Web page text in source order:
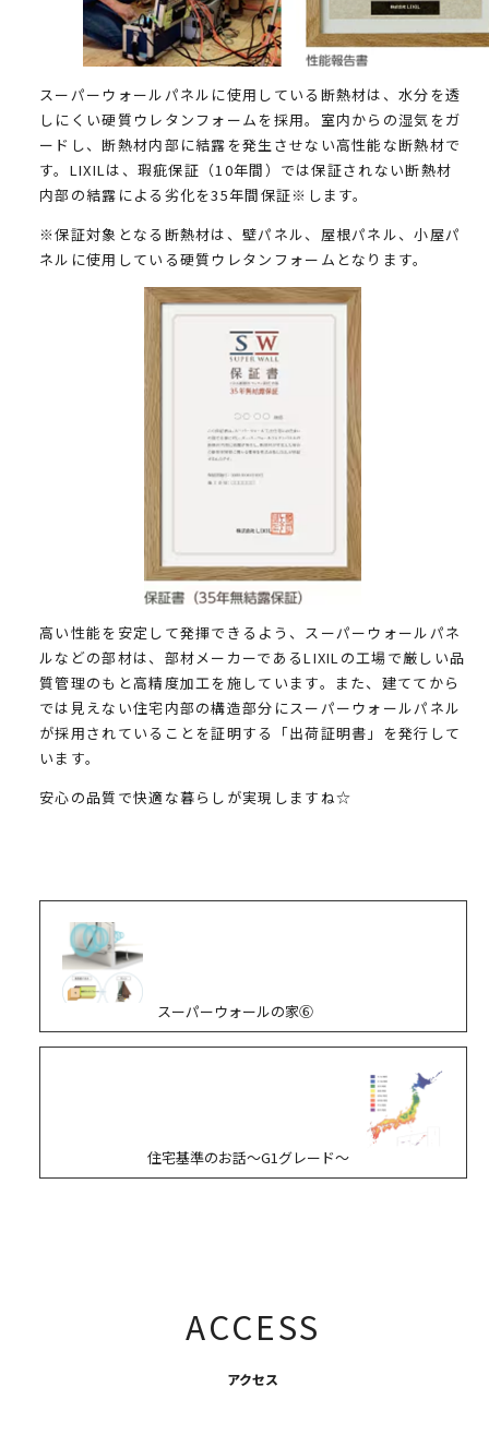
スーパーウォールパネルに使用している断熱材は、水分を透
しにくい硬質ウレタンフォームを採用。室内からの湿気をガ
ードし、断熱材内部に結露を発生させない高性能な断熱材で
す。LIXILは、瑕疵保証（10年間）では保証されない断熱材
内部の結露による劣化を35年間保証※します。
※保証対象となる断熱材は、壁パネル、屋根パネル、小屋パ
ネルに使用している硬質ウレタンフォームとなります。
高い性能を安定して発揮できるよう、スーパーウォールパネ
ルなどの部材は、部材メーカーであるLIXILの工場で厳しい品
質管理のもと高精度加工を施しています。また、建ててから
では見えない住宅内部の構造部分にスーパーウォールパネル
が採用されていることを証明する「出荷証明書」を発行して
います。
安心の品質で快適な暮らしが実現しますね☆
スーパーウォールの家⑥
住宅基準のお話～G1グレード～
ACCESS
アクセス